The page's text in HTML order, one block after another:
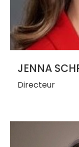
JENNA
Directeur